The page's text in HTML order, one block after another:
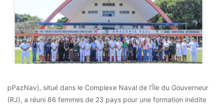
pPazNav), situé dans le Complexe Naval de l’Île du Gouverneur
(RJ), a réuni 86 femmes de 23 pays pour une formation inédite